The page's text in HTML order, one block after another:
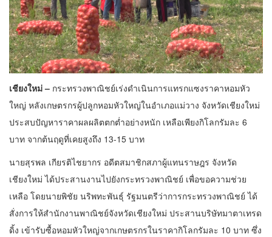
เชียงใหม่ – กระทรวงพาณิชย์เร่งดำเนินการแทรกแซงราคาหอมหัว
ใหญ่ หลังเกษตรกรผู้ปลูกหอมหัวใหญ่ในอำเภอแม่วาง จังหวัดเชียงใหม่
ประสบปัญหาราคาผลผลิตตกต่ำอย่างหนัก เหลือเพียงกิโลกรัมละ 6
บาท จากต้นฤดูที่เคยสูงถึง 13-15 บาท
นายสุรพล เกียรติไชยากร อดีตสมาชิกสภาผู้แทนราษฎร จังหวัด
เชียงใหม่ ได้ประสานงานไปยังกระทรวงพาณิชย์ เพื่อขอความช่วย
เหลือ โดยนายพิชัย นริพทะพันธุ์ รัฐมนตรีว่าการกระทรวงพาณิชย์ ได้
สั่งการให้สำนักงานพาณิชย์จังหวัดเชียงใหม่ ประสานบริษัทมาตาเทรด
ดิ้ง เข้ารับซื้อหอมหัวใหญ่จากเกษตรกรในราคากิโลกรัมละ 10 บาท ซึ่ง